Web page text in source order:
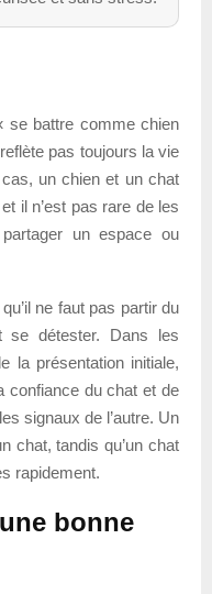
se battre comme chien
pas toujours la vie
un chien et un chat
il n’est pas rare de les
un espace ou
ne faut pas partir du
se détester. Dans les
la présentation initiale,
confiance du chat et de
signaux de l’autre. Un
chat, tandis qu’un chat
rapidement.
bonne